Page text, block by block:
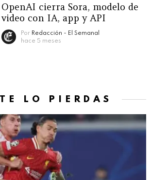
OpenAI cierra Sora, modelo de
video con IA, app y API
Por Redacción - El Semanal
hace 5 meses
LO PIERDAS